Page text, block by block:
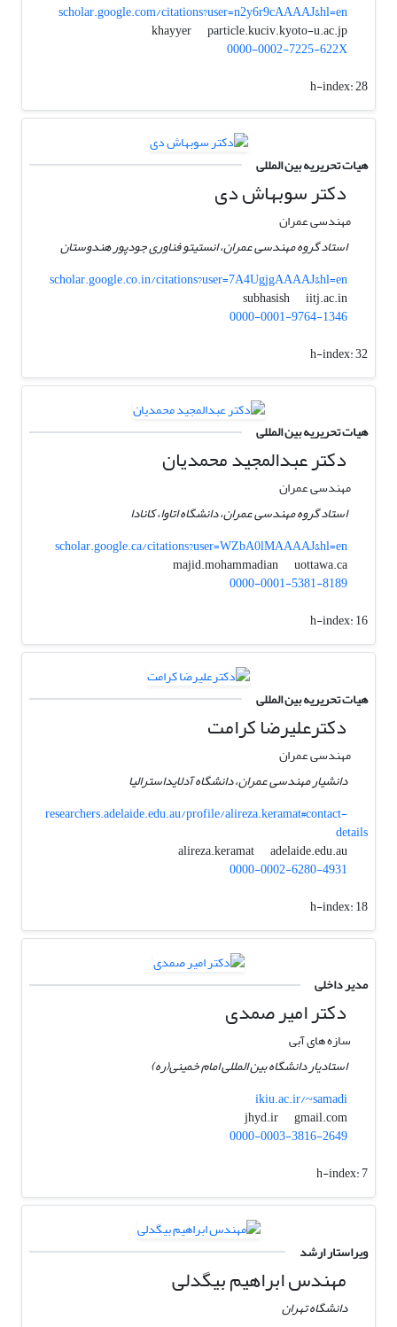
scholar.google.com/citations?user=n2y6r9cAAAAJ&hl=en
khayyer
particle.kuciv.kyoto-u.ac.jp
0000-0002-7225-622X
h-index:28
هیات تحریریه بین المللی
دکتر سوبهاش دی
مهندسی عمران
استاد گروه مهندسی عمران، انستیتو فناوری جودپور هندوستان
scholar.google.co.in/citations?user=7A4UgjgAAAAJ&hl=en
subhasish
iitj.ac.in
0000-0001-9764-1346
h-index:32
هیات تحریریه بین المللی
دکتر عبدالمجید محمدیان
مهندسی عمران
استاد گروه مهندسی عمران، دانشگاه اتاوا، کانادا
scholar.google.ca/citations?user=WZbA0lMAAAAJ&hl=en
majid.mohammadian
uottawa.ca
0000-0001-5381-8189
h-index:16
هیات تحریریه بین المللی
دکترعلیرضا کرامت
مهندسی عمران
دانشیار مهندسی عمران، دانشگاه آدلایداسترالیا
researchers.adelaide.edu.au/profile/alireza.keramat#contact-
details
alireza.keramat
adelaide.edu.au
0000-0002-6280-4931
h-index:18
مدیر داخلی
دکتر امیر صمدی
سازه های آبی
استادیار دانشگاه بین المللی امام خمینی(ره)
ikiu.ac.ir/~samadi
jhyd.ir
gmail.com
0000-0003-3816-2649
h-index:7
ویراستار ارشد
مهندس ابراهیم بیگدلی
دانشگاه تهران